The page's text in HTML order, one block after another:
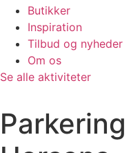
Butikker
Inspiration
Tilbud og nyheder
Om os
Se alle aktiviteter